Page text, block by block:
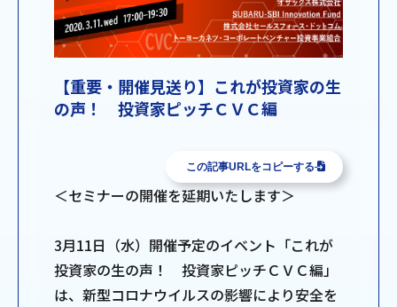
【重要・開催見送り】これが投資家の生
の声！ 投資家ピッチＣＶＣ編
この記事URLをコピーする
＜セミナーの開催を延期いたします＞
3月11日（水）開催予定のイベント「これが
投資家の生の声！ 投資家ピッチＣＶＣ編」
は、新型コロナウイルスの影響により安全を